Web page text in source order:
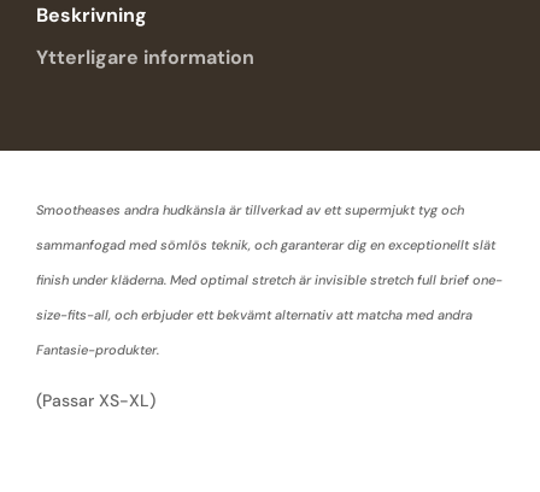
Beskrivning
Ytterligare information
Smootheases andra hudkänsla är tillverkad av ett supermjukt tyg och
sammanfogad med sömlös teknik, och garanterar dig en exceptionellt slät
finish under kläderna. Med optimal stretch är invisible stretch full brief one-
size-fits-all, och erbjuder ett bekvämt alternativ att matcha med andra
Fantasie-produkter.
(Passar XS-XL)